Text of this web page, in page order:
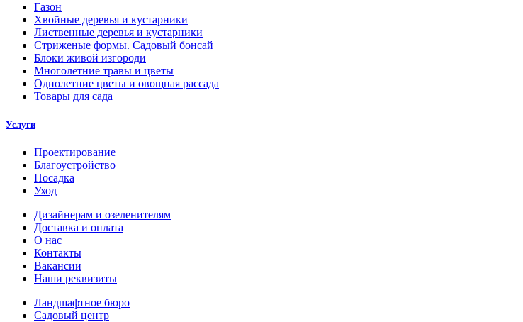
Газон
Хвойные деревья и кустарники
Лиственные деревья и кустарники
Стриженые формы. Садовый бонсай
Блоки живой изгороди
Многолетние травы и цветы
Однолетние цветы и овощная рассада
Товары для сада
Услуги
Проектирование
Благоустройство
Посадка
Уход
Дизайнерам и озеленителям
Доставка и оплата
О нас
Контакты
Вакансии
Наши реквизиты
Ландшафтное бюро
Садовый центр